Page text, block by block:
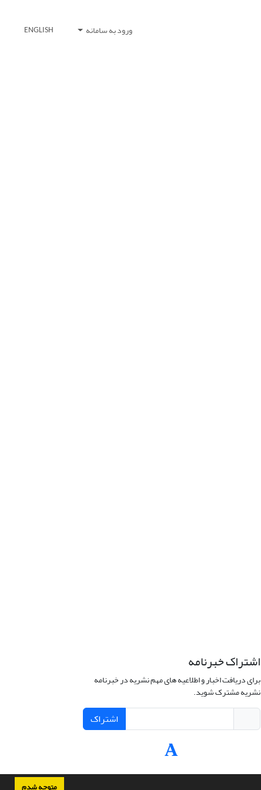
ورود به سامانه ENGLISH
اشتراک خبرنامه
برای دریافت اخبار و اطلاعیه های مهم نشریه در خبرنامه
نشریه مشترک شوید.
اشتراک